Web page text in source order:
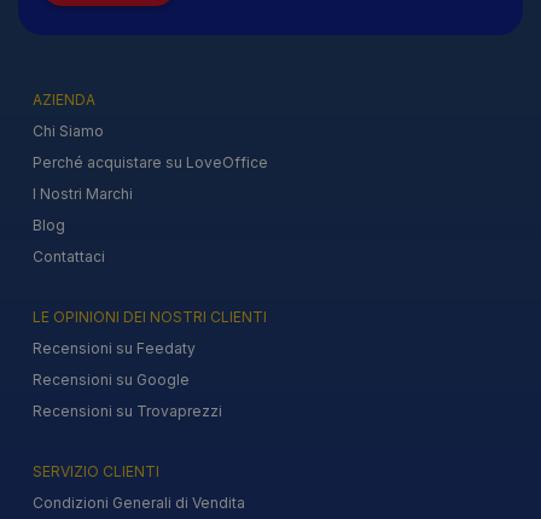
AZIENDA
Chi Siamo
Perché acquistare su LoveOffice
I Nostri Marchi
Blog
Contattaci
LE OPINIONI DEI NOSTRI CLIENTI
Recensioni su Feedaty
Recensioni su Google
Recensioni su Trovaprezzi
SERVIZIO CLIENTI
Condizioni Generali di Vendita